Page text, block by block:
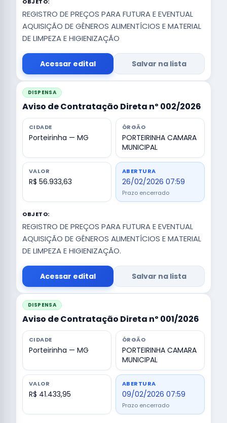
REGISTRO DE PREÇOS PARA FUTURA E EVENTUAL
AQUISIÇÃO DE GÊNEROS ALIMENTÍCIOS E MATERIAL
DE LIMPEZA E HIGIENIZAÇÃO
Acessar edital Salvar na lista
DISPENSA
Aviso de Contratação Direta nº 002/2026
CIDADE
Porteirinha — MG
ÓRGÃO
PORTEIRINHA CAMARA
MUNICIPAL
VALOR
R$ 56.933,63
ABERTURA
26/02/2026 07:59
Prazo encerrado
OBJETO:
REGISTRO DE PREÇOS PARA FUTURA E EVENTUAL
AQUISIÇÃO DE GÊNEROS ALIMENTÍCIOS E MATERIAL
DE LIMPEZA E HIGIENIZAÇÃO.
Acessar edital Salvar na lista
DISPENSA
Aviso de Contratação Direta nº 001/2026
CIDADE
Porteirinha — MG
ÓRGÃO
PORTEIRINHA CAMARA
MUNICIPAL
VALOR
R$ 41.433,95
ABERTURA
09/02/2026 07:59
Prazo encerrado